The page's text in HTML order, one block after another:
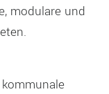
modulare und